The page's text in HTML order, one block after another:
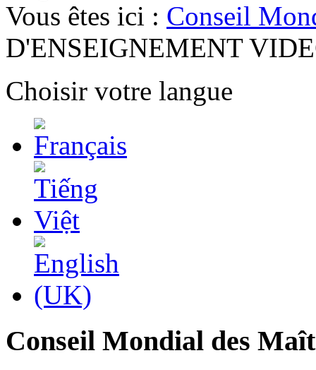
Vous êtes ici : Conseil
D'ENSEIGNEMENT
Choisir votre langue
Conseil Mondial des